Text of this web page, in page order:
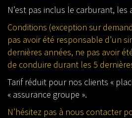
N’est pas inclus le carburant, les
Conditions (exception sur
pas avoir été responsable d’un
dernières années, ne pas avoir
de conduire durant les 5
Tarif réduit pour nos clients «
« assurance groupe ».
N’hésitez pas à nous contacter